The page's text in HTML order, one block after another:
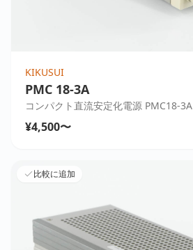
KIKUSUI
PMC 18-3A
コンパクト直流安定化電源 PMC18-3A
¥4,500〜
比較に追加